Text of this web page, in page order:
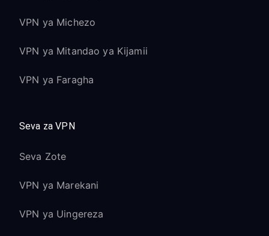
VPN ya Michezo
VPN ya Mitandao ya Kijamii
VPN ya Faragha
Seva za VPN
Seva Zote
VPN ya Marekani
VPN ya Uingereza